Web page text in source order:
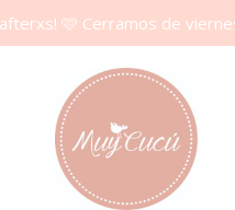
🩷 Cerramos de